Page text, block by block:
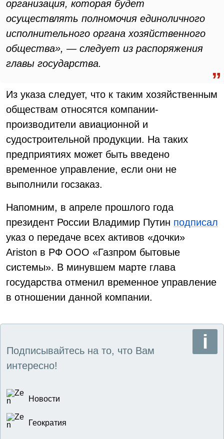
организация, которая будет
осуществлять полномочия единоличного
исполнительного органа хозяйственного
общества», — следует из распоряжения
главы государства.
Из указа следует, что к таким хозяйственным
обществам относятся компании-
производители авиационной и
судостроительной продукции. На таких
предприятиях может быть введено
временное управление, если они не
выполнили госзаказ.
Напомним, в апреле прошлого года
президент России Владимир Путин подписал
указ о передаче всех активов «дочки»
Ariston в РФ ООО «Газпром бытовые
системы». В минувшем марте глава
государства отменил временное управление
в отношении данной компании.
Подписывайтесь на то, что Вам
интересно!
Новости
Геократия